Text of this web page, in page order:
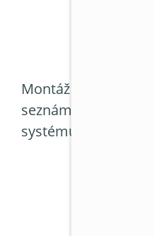
Montáž probíhá
seznámeny s jeho
systému.